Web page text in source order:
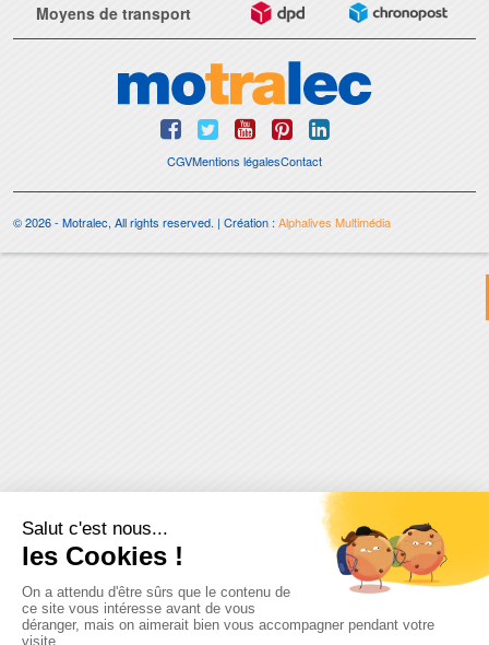
Moyens de transport
CGVMentions légalesContact
© 2026 - Motralec, All rights reserved. | Création :Alphalives Multimédia